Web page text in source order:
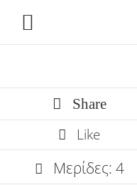
Share
Like
Μερίδες: 4